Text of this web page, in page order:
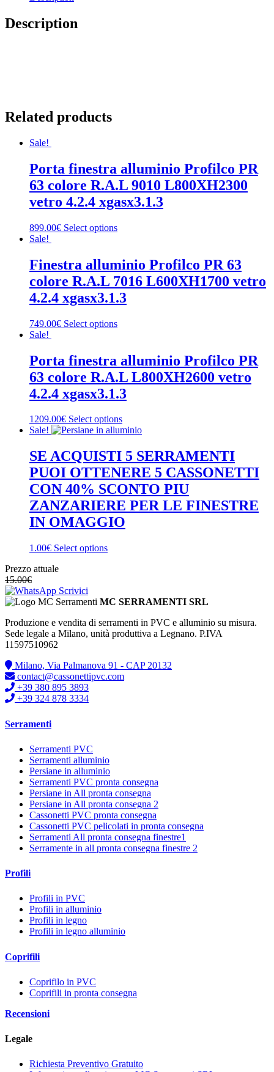
Description
Related products
Sale!
Porta finestra alluminio Profilco PR
63 colore R.A.L 9010 L800XH2300
vetro 4.2.4 xgasx3.1.3
899.00€ Select options
Sale!
Finestra alluminio Profilco PR 63
colore R.A.L 7016 L600XH1700 vetro
4.2.4 xgasx3.1.3
749.00€ Select options
Sale!
Porta finestra alluminio Profilco PR
63 colore R.A.L L800XH2600 vetro
4.2.4 xgasx3.1.3
1209.00€ Select options
Sale!
SE ACQUISTI 5 SERRAMENTI
PUOI OTTENERE 5 CASSONETTI
CON 40% SCONTO PIU
ZANZARIERE PER LE FINESTRE
IN OMAGGIO
1.00€ Select options
Prezzo attuale
15.00€
Scrivici
MC SERRAMENTI SRL
Produzione e vendita di serramenti in PVC e alluminio su misura.
Sede legale a Milano, unità produttiva a Legnano. P.IVA
11597510962
Milano, Via Palmanova 91 - CAP 20132
contact@cassonettipvc.com
+39 380 895 3893
+39 324 878 3334
Serramenti
Serramenti PVC
Serramenti alluminio
Persiane in alluminio
Serramenti PVC pronta consegna
Persiane in All pronta consegna
Persiane in All pronta consegna 2
Cassonetti PVC pronta consegna
Cassonetti PVC pelicolati in pronta consegna
Serramenti All pronta consegna finestre1
Serramente in all pronta consegna finestre 2
Profili
Profili in PVC
Profili in alluminio
Profili in legno
Profili in legno alluminio
Coprifili
Coprifilo in PVC
Coprifili in pronta consegna
Recensioni
Legale
Richiesta Preventivo Gratuito